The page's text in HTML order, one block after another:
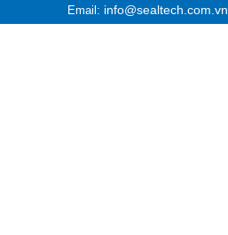
Email: info@sealtech.com.vn